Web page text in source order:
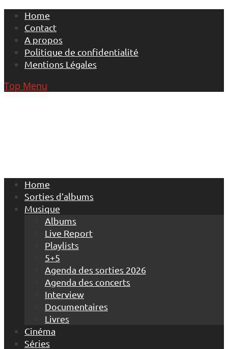
Skip
content
Home
Contact
A propos
Politique de confidentialité
Mentions Légales
Top Menu
Home
Sorties d’albums
Musique
Albums
Live Report
Playlists
5+5
Agenda des sorties 2026
Agenda des concerts
Interview
Documentaires
Livres
Cinéma
Séries